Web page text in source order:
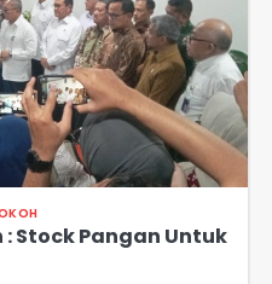
Stock Pangan Untuk